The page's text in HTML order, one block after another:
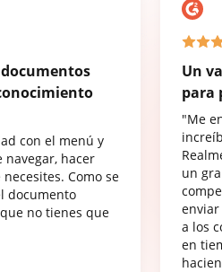
con el menú y
navegar, hacer
Como se
documento
no tienes que
Un
para
"Me
un
a los
en